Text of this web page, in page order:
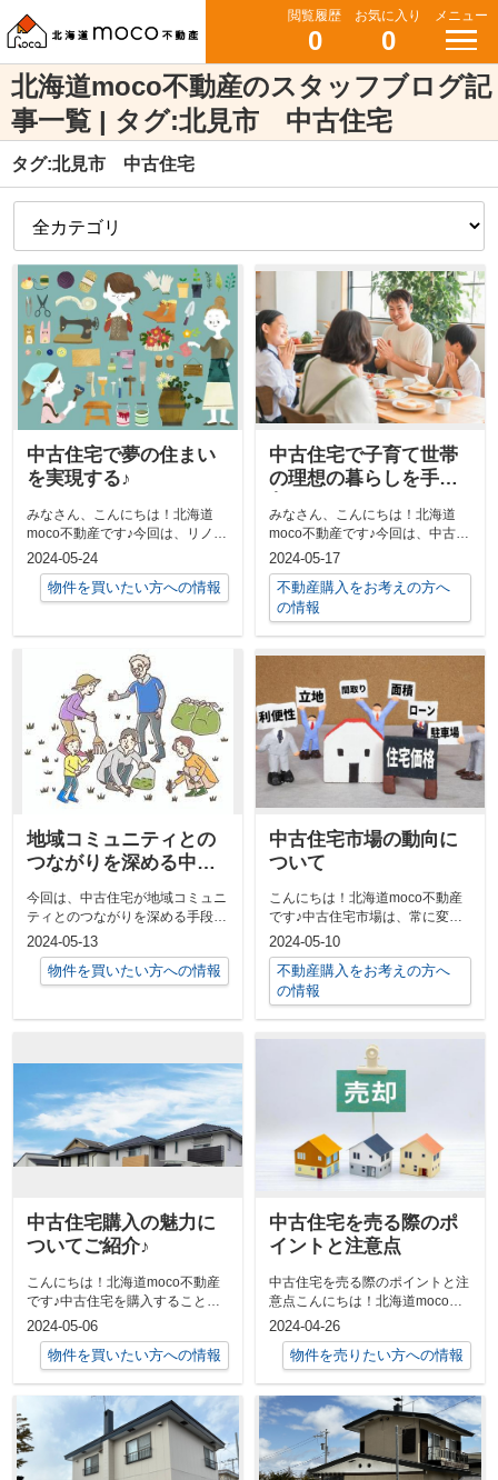
閲覧履歴
0
お気に入り
0
メニュー
北海道moco不動産のスタッフブログ記
事一覧 | タグ:北見市 中古住宅
タグ:北見市 中古住宅
中古住宅で夢の住まい
を実現する♪
みなさん、こんにちは！北海道
moco不動産です♪今回は、リノベ
ーションを通じて夢の住まいを実
現した素...
2024-05-24
物件を買いたい方への情報
中古住宅で子育て世帯
の理想の暮らしを手に
みなさん、こんにちは！北海道
moco不動産です♪今回は、中古住
宅が子育て世帯にとってどれほど
理想的な...
2024-05-17
不動産購入をお考えの方へ
の情報
地域コミュニティとの
つながりを深める中古
住宅生活
今回は、中古住宅が地域コミュニ
ティとのつながりを深める手段と
なる素晴らしい事例をご紹介しま
す。50代...
2024-05-13
物件を買いたい方への情報
中古住宅市場の動向に
ついて
こんにちは！北海道moco不動産
です♪中古住宅市場は、常に変化
しており、最近ではさらに注目さ
れる傾向...
2024-05-10
不動産購入をお考えの方へ
の情報
中古住宅購入の魅力に
ついてご紹介♪
こんにちは！北海道moco不動産
です♪中古住宅を購入することの
魅力は、新築住宅とは異なる独自
の魅力が...
2024-05-06
物件を買いたい方への情報
中古住宅を売る際のポ
イントと注意点
中古住宅を売る際のポイントと注
意点こんにちは！北海道moco不
動産です♪今回は、中古住宅を売
る際のポ...
2024-04-26
物件を売りたい方への情報